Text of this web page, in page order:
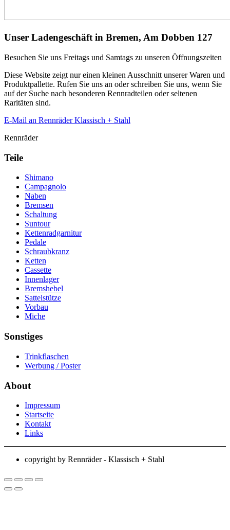
Unser Ladengeschäft in Bremen, Am Dobben 127
Besuchen Sie uns Freitags und Samtags zu unseren Öffnungszeiten
Diese Website zeigt nur einen kleinen Ausschnitt unserer Waren und
Produktpallette. Rufen Sie uns an oder schreiben Sie uns, wenn Sie
auf der Suche nach besonderen Rennradteilen oder seltenen
Raritäten sind.
E-Mail an Rennräder Klassisch + Stahl
Rennräder
Teile
Shimano
Campagnolo
Naben
Bremsen
Schaltung
Suntour
Kettenradgarnitur
Pedale
Schraubkranz
Ketten
Cassette
Innenlager
Bremshebel
Sattelstütze
Vorbau
Miche
Sonstiges
Trinkflaschen
Werbung / Poster
About
Impressum
Startseite
Kontakt
Links
copyright by Rennräder - Klassisch + Stahl